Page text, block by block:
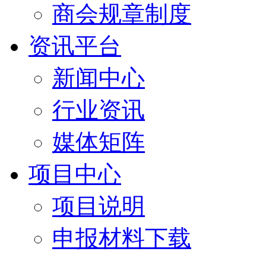
商会规章制度
资讯平台
新闻中心
行业资讯
媒体矩阵
项目中心
项目说明
申报材料下载